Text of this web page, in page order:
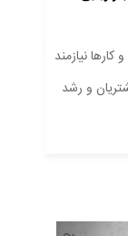
کارها نیازمند
و رشد